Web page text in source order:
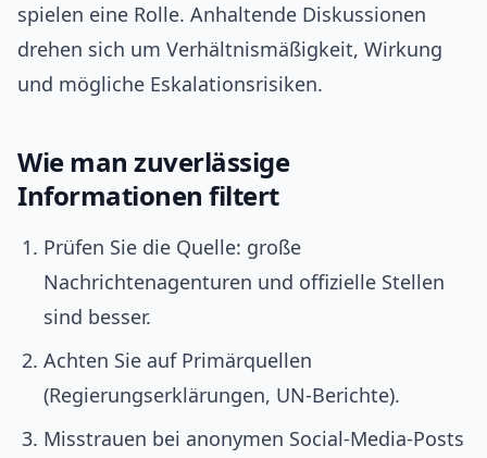
spielen eine Rolle. Anhaltende Diskussionen
drehen sich um Verhältnismäßigkeit, Wirkung
und mögliche Eskalationsrisiken.
Wie man zuverlässige
Informationen filtert
Prüfen Sie die Quelle: große
Nachrichtenagenturen und offizielle Stellen
sind besser.
Achten Sie auf Primärquellen
(Regierungserklärungen, UN‑Berichte).
Misstrauen bei anonymen Social‑Media‑Posts